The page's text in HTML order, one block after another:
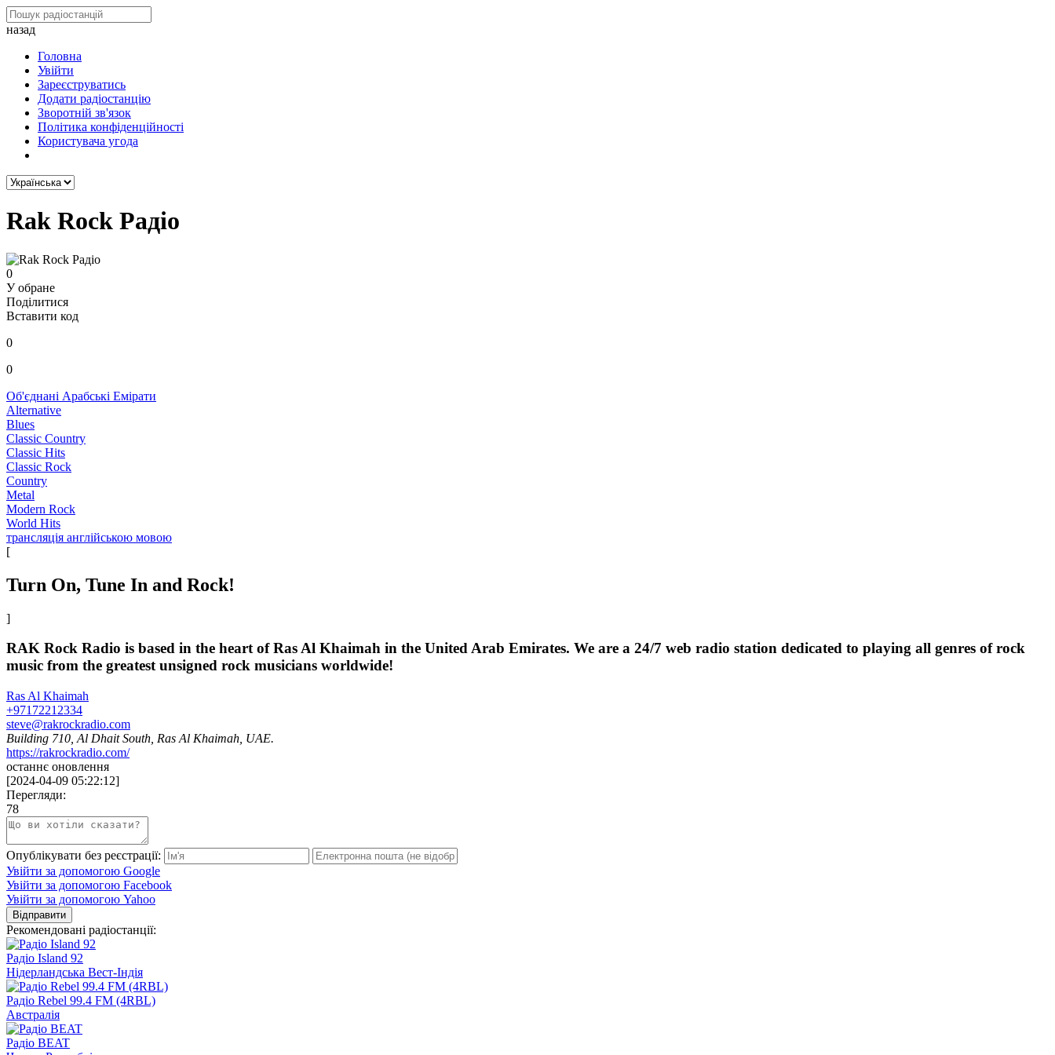
назад
Головна
Увійти
Зареєструватись
Додати радіостанцію
Зворотній зв'язок
Політика конфіденційності
Користувача угода
Rak Rock Радіо
0
У обране
Поділитися
Вставити код
0
0
Об'єднані Арабські Емірати
Alternative
Blues
Classic Country
Classic Hits
Classic Rock
Country
Metal
Modern Rock
World Hits
трансляція англійською мовою
[
Turn On, Tune In and Rock!
]
RAK Rock Radio is based in the heart of Ras Al Khaimah in the United Arab Emirates. We are a 24/7 web radio station dedicated to playing all genres of rock
music from the greatest unsigned rock musicians worldwide!
Ras Al Khaimah
+97172212334
steve@rakrockradio.com
Building 710, Al Dhait South, Ras Al Khaimah, UAE.
https://rakrockradio.com/
останнє оновлення
[2024-04-09 05:22:12]
Перегляди:
78
Опублікувати без реєстрації:
Увійти за допомогою Google
Увійти за допомогою Facebook
Увійти за допомогою Yahoo
Відправити
Рекомендовані радіостанції:
Радіо Island 92
Нідерландська Вест-Індія
Радіо Rebel 99.4 FM (4RBL)
Австралія
Радіо BEAT